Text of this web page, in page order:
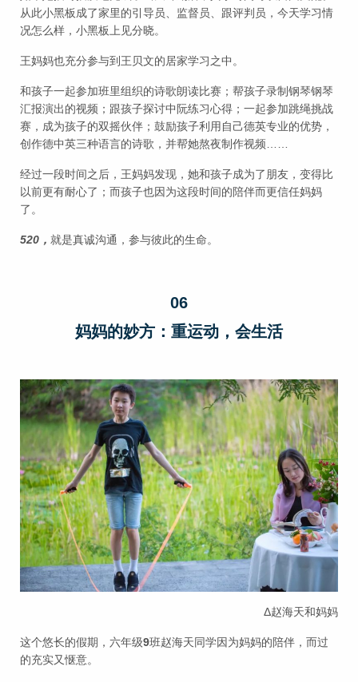
从此小黑板成了家里的引导员、监督员、跟评判员，今天学习情
况怎么样，小黑板上见分晓。
王妈妈也充分参与到王贝文的居家学习之中。
和孩子一起参加班里组织的诗歌朗读比赛；帮孩子录制钢琴钢琴
汇报演出的视频；跟孩子探讨中阮练习心得；一起参加跳绳挑战
赛，成为孩子的双摇伙伴；鼓励孩子利用自己德英专业的优势，
创作德中英三种语言的诗歌，并帮她熬夜制作视频……
经过一段时间之后，王妈妈发现，她和孩子成为了朋友，变得比
以前更有耐心了；而孩子也因为这段时间的陪伴而更信任妈妈
了。
520， 就是真诚沟通，参与彼此的生命。
06
妈妈的妙方：重运动，会生活
Δ赵海天和妈妈
这个悠长的假期，六年级9班赵海天同学因为妈妈的陪伴，而过
的充实又惬意。